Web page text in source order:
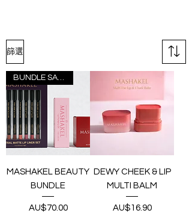
篩選
BUNDLE SAVER
MASHAKEL BEAUTY
BUNDLE
價格
AU$70.00
DEWY CHEEK & LIP
MULTI BALM
價格
AU$16.90